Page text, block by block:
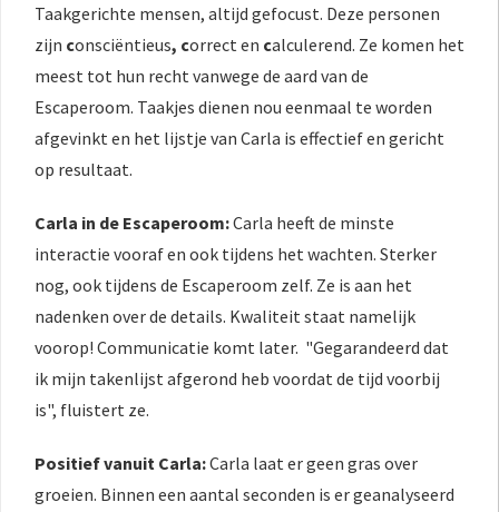
Taakgerichte mensen, altijd gefocust. Deze personen
zijn consciëntieus, correct en calculerend. Ze komen het
meest tot hun recht vanwege de aard van de
Escaperoom. Taakjes dienen nou eenmaal te worden
afgevinkt en het lijstje van Carla is effectief en gericht
op resultaat.
Carla in de Escaperoom:Carla heeft de minste
interactie vooraf en ook tijdens het wachten. Sterker
nog, ook tijdens de Escaperoom zelf. Ze is aan het
nadenken over de details. Kwaliteit staat namelijk
voorop! Communicatie komt later. "Gegarandeerd dat
ik mijn takenlijst afgerond heb voordat de tijd voorbij
is", fluistert ze.
Positief vanuit Carla:Carla laat er geen gras over
groeien. Binnen een aantal seconden is er geanalyseerd